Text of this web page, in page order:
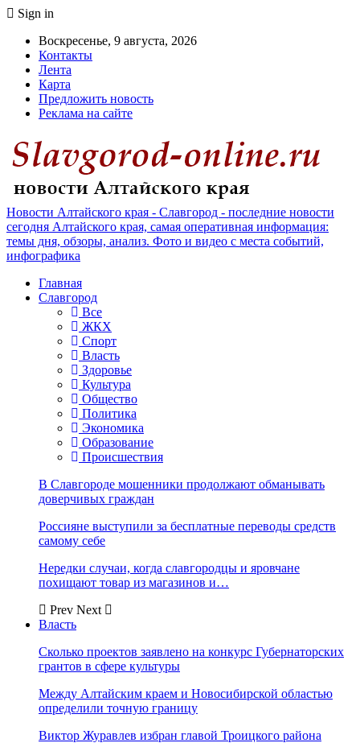
Sign in
Воскресенье, 9 августа, 2026
Контакты
Лента
Карта
Предложить новость
Реклама на сайте
Новости Алтайского края - Славгород - последние новости
сегодня Алтайского края, самая оперативная информация:
темы дня, обзоры, анализ. Фото и видео с места событий,
инфографика
Главная
Славгород
Все
ЖКХ
Спорт
Власть
Здоровье
Культура
Общество
Политика
Экономика
Образование
Происшествия
В Славгороде мошенники продолжают обманывать
доверчивых граждан
Россияне выступили за бесплатные переводы средств
самому себе
Нередки случаи, когда славгородцы и яровчане
похищают товар из магазинов и…
Prev Next
Власть
Сколько проектов заявлено на конкурс Губернаторских
грантов в сфере культуры
Между Алтайским краем и Новосибирской областью
определили точную границу
Виктор Журавлев избран главой Троицкого района